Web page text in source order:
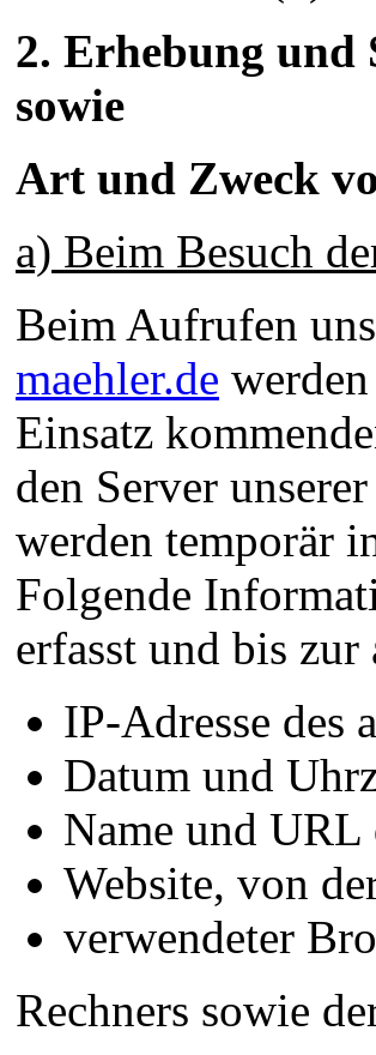
2. Erhebung und
sowie
Art und Zweck
a) Beim Besuch
Beim Aufrufen
maehler.de
Einsatz
den Server
werden temporär
Folgende
erfasst und bis
IP-Adresse des
Datum und
Name und URL
Website, von
verwendeter
Rechners sowie